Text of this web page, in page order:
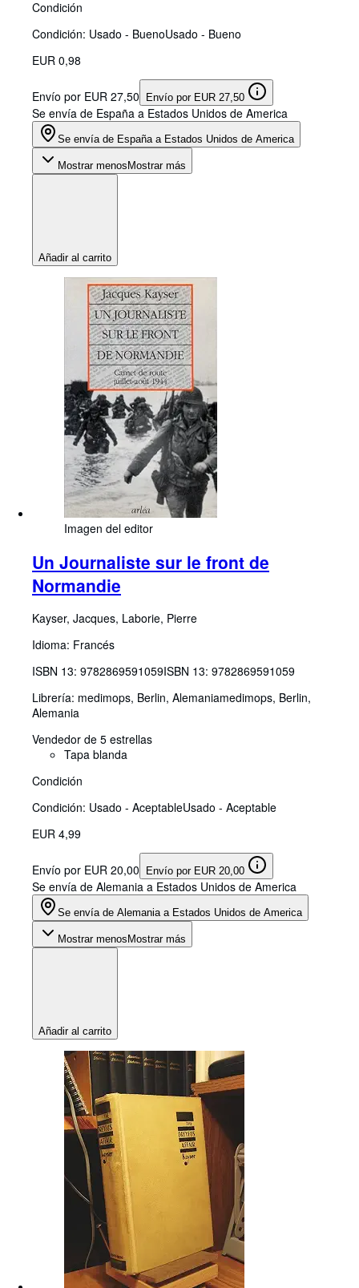
Condición
Condición: Usado - BuenoUsado - Bueno
EUR 0,98
Envío por EUR 27,50 Envío por EUR 27,50
Se envía de España a Estados Unidos de America
Se envía de España a Estados Unidos de America
Mostrar menos Mostrar más
Añadir al carrito
Imagen del editor
Un Journaliste sur le front de
Normandie
Kayser, Jacques, Laborie, Pierre
Idioma: Francés
ISBN 13: 9782869591059ISBN 13: 9782869591059
Librería: medimops, Berlin, Alemaniamedimops, Berlin,
Alemania
Vendedor de 5 estrellas
Tapa blanda
Condición
Condición: Usado - AceptableUsado - Aceptable
EUR 4,99
Envío por EUR 20,00 Envío por EUR 20,00
Se envía de Alemania a Estados Unidos de America
Se envía de Alemania a Estados Unidos de America
Mostrar menos Mostrar más
Añadir al carrito